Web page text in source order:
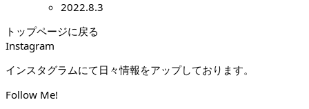
2022.8.3
トップページに戻る
Instagram
インスタグラムにて日々情報をアップしております。
Follow Me!